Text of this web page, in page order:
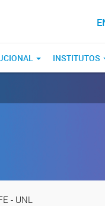
INSTITUTOS
- UNL